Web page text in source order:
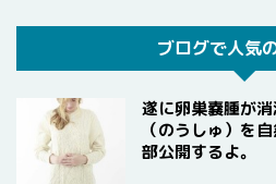
ブログで人気
遂に卵巣嚢腫が
（のうしゅ）を
部公開するよ。